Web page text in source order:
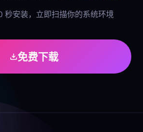
秒安装，立即扫描你的系统环境
免费下载